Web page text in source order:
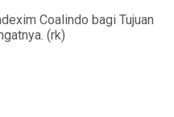
Coalindo bagi Tujuan
(rk)